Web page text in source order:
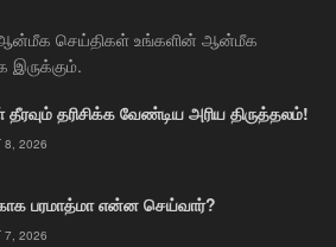
ஆன்மீக செய்திகள் உங்களின் ஆன்மீக
இருக்கும்.
தரிசிக்க வேண்டிய அரிய திருத்தலம்!
8, 2026
பரமாத்மா என்ன செய்வார்?
7, 2026